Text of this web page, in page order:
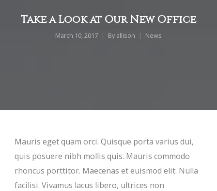
Take a Look at Our New Office
March 10, 2017 By allison News
Mauris eget quam orci. Quisque porta varius dui,
quis posuere nibh mollis quis. Mauris commodo
rhoncus porttitor. Maecenas et euismod elit. Nulla
facilisi. Vivamus lacus libero, ultrices non